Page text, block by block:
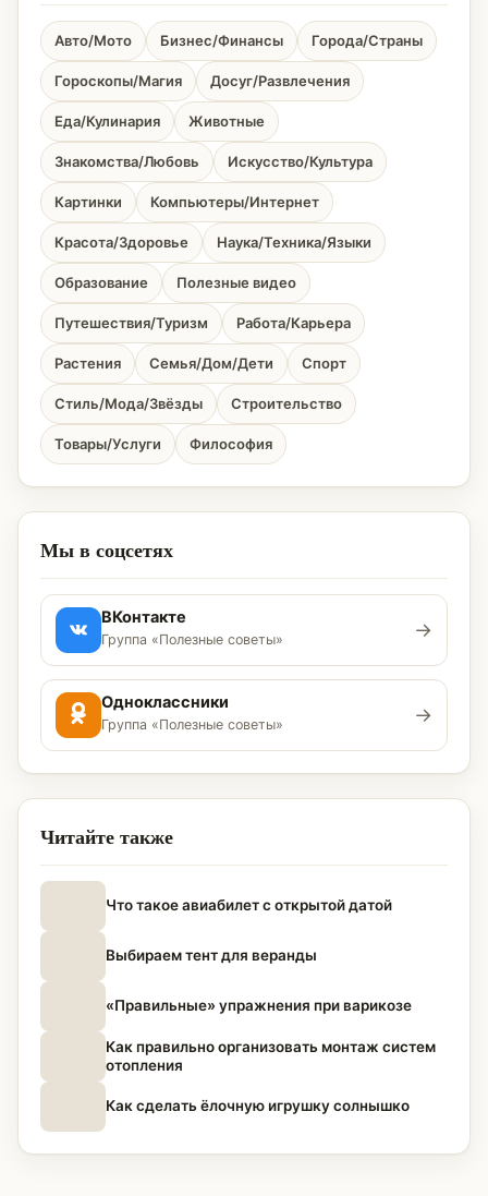
Авто/Мото Бизнес/Финансы Города/Страны
Гороскопы/Магия Досуг/Развлечения
Еда/Кулинария Животные
Знакомства/Любовь Искусство/Культура
Картинки Компьютеры/Интернет
Красота/Здоровье Наука/Техника/Языки
Образование Полезные видео
Путешествия/Туризм Работа/Карьера
Растения Семья/Дом/Дети Спорт
Стиль/Мода/Звёзды Строительство
Товары/Услуги Философия
Мы в соцсетях
ВКонтакте
Группа «Полезные советы» →
Одноклассники
Группа «Полезные советы» →
Читайте также
Что такое авиабилет с открытой датой
Выбираем тент для веранды
«Правильные» упражнения при варикозе
Как правильно организовать монтаж систем
отопления
Как сделать ёлочную игрушку солнышко